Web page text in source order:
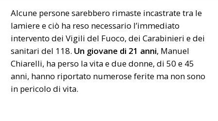
Alcune persone sarebbero rimaste incastrate tra le
lamiere e ciò ha reso necessario l’immediato
intervento dei Vigili del Fuoco, dei Carabinieri e dei
sanitari del 118. Un giovane di 21 anni, Manuel
Chiarelli, ha perso la vita e due donne, di 50 e 45
anni, hanno riportato numerose ferite ma non sono
in pericolo di vita.